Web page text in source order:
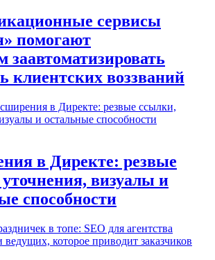
сервисы
помогают
заавтоматизировать
клиентских воззваний
в Директе: резвые
визуалы и
способности